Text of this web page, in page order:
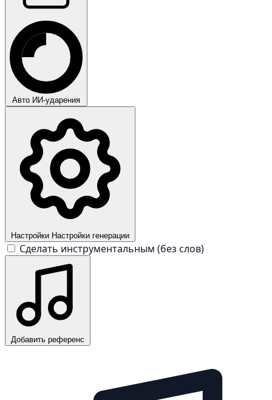
Авто ИИ-ударения
Настройки Настройки генерации
Сделать инструментальным (без слов)
Добавить референс